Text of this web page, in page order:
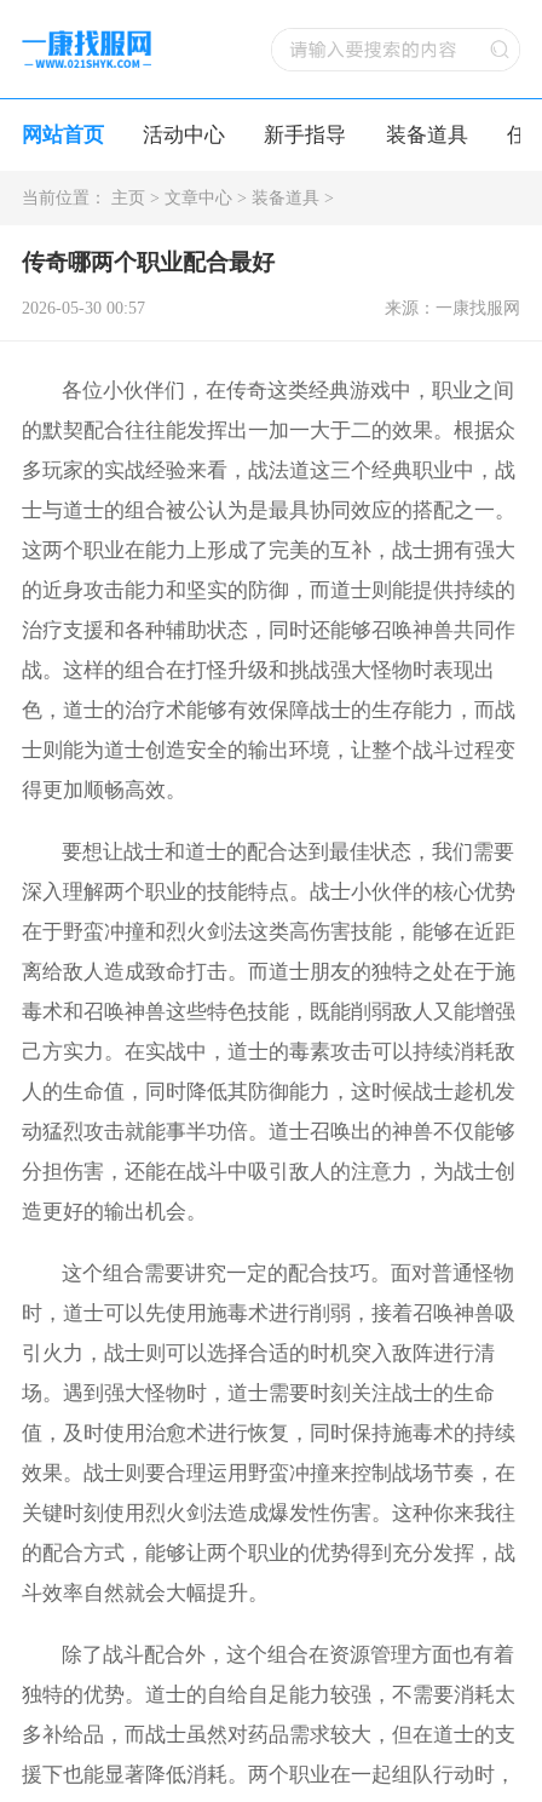
网站首页 活动中心 新手指导 装备道具 任
当前位置： 主页> 文章中心> 装备道具>
传奇哪两个职业配合最好
2026-05-30 00:57 来源：一康找服网
各位小伙伴们，在传奇这类经典游戏中，职业之间
的默契配合往往能发挥出一加一大于二的效果。根据众
多玩家的实战经验来看，战法道这三个经典职业中，战
士与道士的组合被公认为是最具协同效应的搭配之一。
这两个职业在能力上形成了完美的互补，战士拥有强大
的近身攻击能力和坚实的防御，而道士则能提供持续的
治疗支援和各种辅助状态，同时还能够召唤神兽共同作
战。这样的组合在打怪升级和挑战强大怪物时表现出
色，道士的治疗术能够有效保障战士的生存能力，而战
士则能为道士创造安全的输出环境，让整个战斗过程变
得更加顺畅高效。
要想让战士和道士的配合达到最佳状态，我们需要
深入理解两个职业的技能特点。战士小伙伴的核心优势
在于野蛮冲撞和烈火剑法这类高伤害技能，能够在近距
离给敌人造成致命打击。而道士朋友的独特之处在于施
毒术和召唤神兽这些特色技能，既能削弱敌人又能增强
己方实力。在实战中，道士的毒素攻击可以持续消耗敌
人的生命值，同时降低其防御能力，这时候战士趁机发
动猛烈攻击就能事半功倍。道士召唤出的神兽不仅能够
分担伤害，还能在战斗中吸引敌人的注意力，为战士创
造更好的输出机会。
这个组合需要讲究一定的配合技巧。面对普通怪物
时，道士可以先使用施毒术进行削弱，接着召唤神兽吸
引火力，战士则可以选择合适的时机突入敌阵进行清
场。遇到强大怪物时，道士需要时刻关注战士的生命
值，及时使用治愈术进行恢复，同时保持施毒术的持续
效果。战士则要合理运用野蛮冲撞来控制战场节奏，在
关键时刻使用烈火剑法造成爆发性伤害。这种你来我往
的配合方式，能够让两个职业的优势得到充分发挥，战
斗效率自然就会大幅提升。
除了战斗配合外，这个组合在资源管理方面也有着
独特的优势。道士的自给自足能力较强，不需要消耗太
多补给品，而战士虽然对药品需求较大，但在道士的支
援下也能显著降低消耗。两个职业在一起组队行动时，